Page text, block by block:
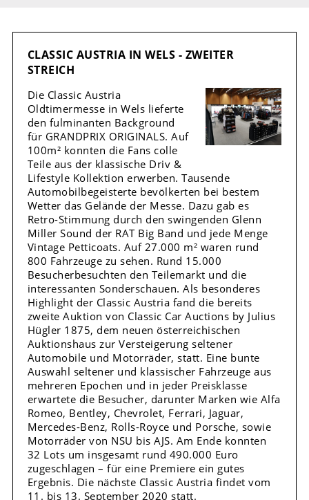
CLASSIC AUSTRIA IN WELS - ZWEITER
STREICH
Die Classic Austria
Oldtimermesse in Wels lieferte
den fulminanten Background
für GRANDPRIX ORIGINALS. Auf
100m² konnten die Fans colle
Teile aus der klassische Driv &
Lifestyle Kollektion erwerben. Tausende
Automobilbegeisterte bevölkerten bei bestem
Wetter das Gelände der Messe. Dazu gab es
Retro-Stimmung durch den swingenden Glenn
Miller Sound der RAT Big Band und jede Menge
Vintage Petticoats. Auf 27.000 m² waren rund
800 Fahrzeuge zu sehen. Rund 15.000
Besucherbesuchten den Teilemarkt und die
interessanten Sonderschauen. Als besonderes
Highlight der Classic Austria fand die bereits
zweite Auktion von Classic Car Auctions by Julius
Hügler 1875, dem neuen österreichischen
Auktionshaus zur Versteigerung seltener
Automobile und Motorräder, statt. Eine bunte
Auswahl seltener und klassischer Fahrzeuge aus
mehreren Epochen und in jeder Preisklasse
erwartete die Besucher, darunter Marken wie Alfa
Romeo, Bentley, Chevrolet, Ferrari, Jaguar,
Mercedes-Benz, Rolls-Royce und Porsche, sowie
Motorräder von NSU bis AJS. Am Ende konnten
32 Lots um insgesamt rund 490.000 Euro
zugeschlagen – für eine Premiere ein gutes
Ergebnis. Die nächste Classic Austria findet vom
11. bis 13. September 2020 statt.